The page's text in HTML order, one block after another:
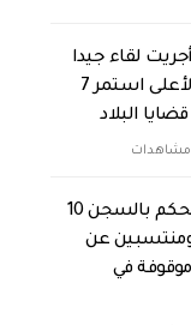
لقاء جيدا
جدا مع المرشد الأعلى استمر 7
البلاد
مصدر للرشيد: الحكم بالسجن 10
عن
في